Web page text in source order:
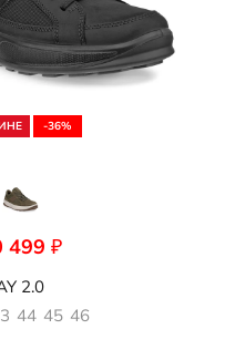
-36%
499 ₽
2.0
44 45 46